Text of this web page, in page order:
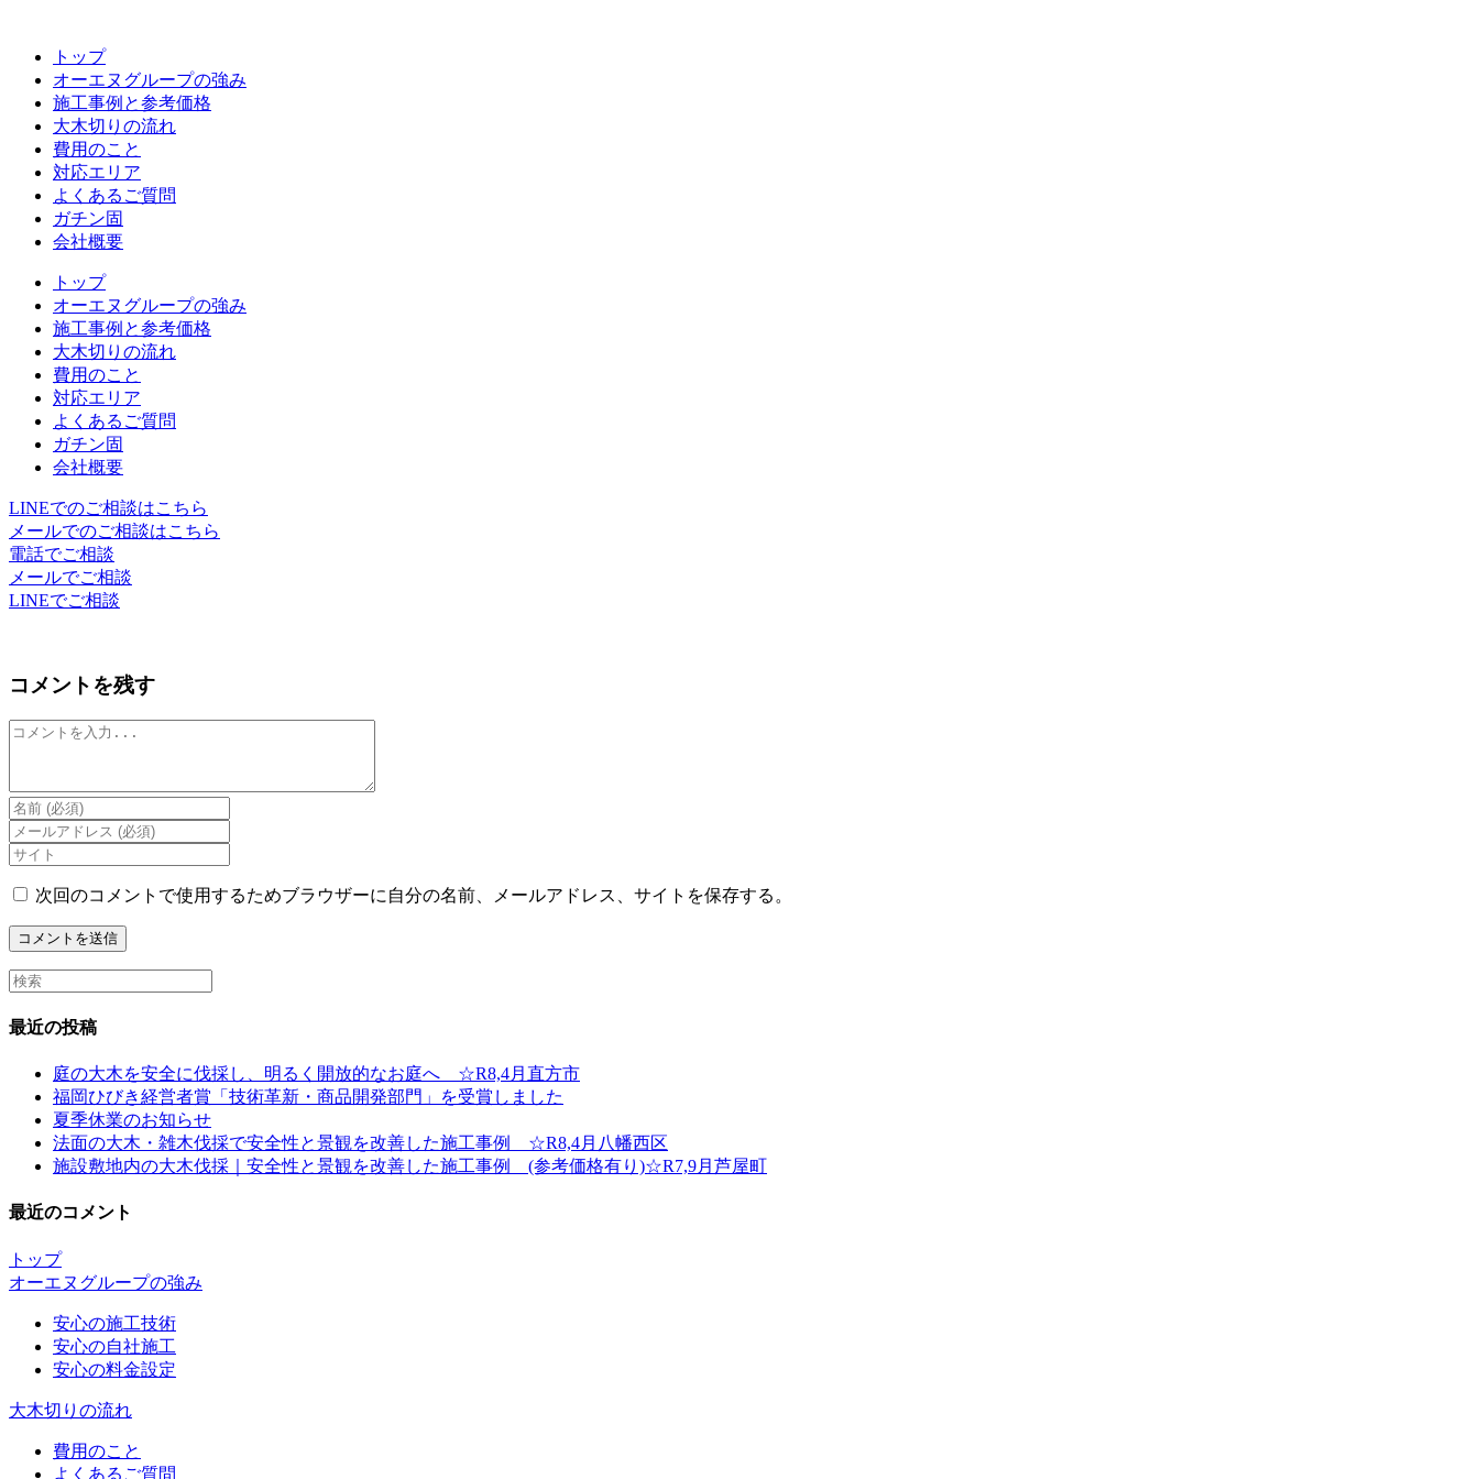
トップ
オーエヌグループの強み
施工事例と参考価格
大木切りの流れ
費用のこと
対応エリア
よくあるご質問
ガチン固
会社概要
トップ
オーエヌグループの強み
施工事例と参考価格
大木切りの流れ
費用のこと
対応エリア
よくあるご質問
ガチン固
会社概要
LINEでのご相談はこちら
メールでのご相談はこちら
電話でご相談
メールでご相談
LINEでご相談
コメントを残す
コ
ト
Enter
your
name
or
username
to
comment
Enter
your
email
address
to
comment
Enter
your
website
(optional)
次回のコメントで使用するためブラウザーに自分の名前、メールアドレス、サイトを保存する。
Search
this
website
最近の投稿
庭の大木を安全に伐採し、明るく開放的なお庭へ ☆R8,4月直方市
福岡ひびき経営者賞「技術革新・商品開発部門」を受賞しました
夏季休業のお知らせ
法面の大木・雑木伐採で安全性と景観を改善した施工事例 ☆R8,4月八幡西区
施設敷地内の大木伐採｜安全性と景観を改善した施工事例 (参考価格有り)☆R7,9月芦屋町
最近のコメント
トップ
オーエヌグループの強み
安心の施工技術
安心の自社施工
安心の料金設定
大木切りの流れ
費用のこと
よくあるご質問